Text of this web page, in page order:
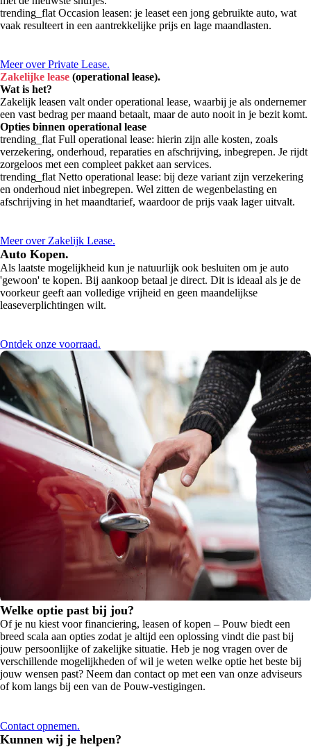
trending_flat Occasion leasen: je leaset een jong gebruikte auto, wat
vaak resulteert in een aantrekkelijke prijs en lage maandlasten.
Meer over Private Lease.
Zakelijke lease (operational lease).
Wat is het?
Zakelijk leasen valt onder operational lease, waarbij je als ondernemer
een vast bedrag per maand betaalt, maar de auto nooit in je bezit komt.
Opties binnen operational lease
trending_flat Full operational lease: hierin zijn alle kosten, zoals
verzekering, onderhoud, reparaties en afschrijving, inbegrepen. Je rijdt
zorgeloos met een compleet pakket aan services.
trending_flat Netto operational lease: bij deze variant zijn verzekering
en onderhoud niet inbegrepen. Wel zitten de wegenbelasting en
afschrijving in het maandtarief, waardoor de prijs vaak lager uitvalt.
Meer over Zakelijk Lease.
Auto Kopen.
Als laatste mogelijkheid kun je natuurlijk ook besluiten om je auto
'gewoon' te kopen. Bij aankoop betaal je direct. Dit is ideaal als je de
voorkeur geeft aan volledige vrijheid en geen maandelijkse
leaseverplichtingen wilt.
Ontdek onze voorraad.
Welke optie past bij jou?
Of je nu kiest voor financiering, leasen of kopen – Pouw biedt een
breed scala aan opties zodat je altijd een oplossing vindt die past bij
jouw persoonlijke of zakelijke situatie. Heb je nog vragen over de
verschillende mogelijkheden of wil je weten welke optie het beste bij
jouw wensen past? Neem dan contact op met een van onze adviseurs
of kom langs bij een van de Pouw-vestigingen.
Contact opnemen.
Kunnen wij je helpen?